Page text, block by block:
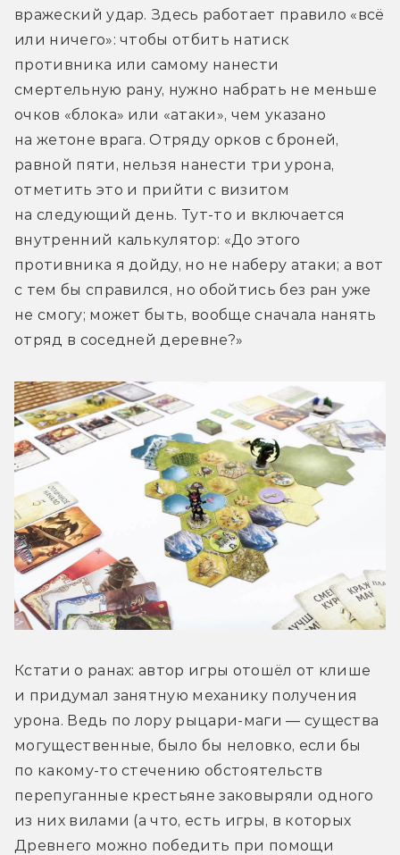
вражеский удар. Здесь работает правило «всё
или ничего»: чтобы отбить натиск
противника или самому нанести
смертельную рану, нужно набрать не меньше
очков «блока» или «атаки», чем указано
на жетоне врага. Отряду орков с броней,
равной пяти, нельзя нанести три урона,
отметить это и прийти с визитом
на следующий день. Тут-то и включается
внутренний калькулятор: «До этого
противника я дойду, но не наберу атаки; а вот
с тем бы справился, но обойтись без ран уже
не смогу; может быть, вообще сначала нанять
отряд в соседней деревне?»
Кстати о ранах: автор игры отошёл от клише
и придумал занятную механику получения
урона. Ведь по лору рыцари-маги — существа
могущественные, было бы неловко, если бы
по какому-то стечению обстоятельств
перепуганные крестьяне заковыряли одного
из них вилами (а что, есть игры, в которых
Древнего можно победить при помощи